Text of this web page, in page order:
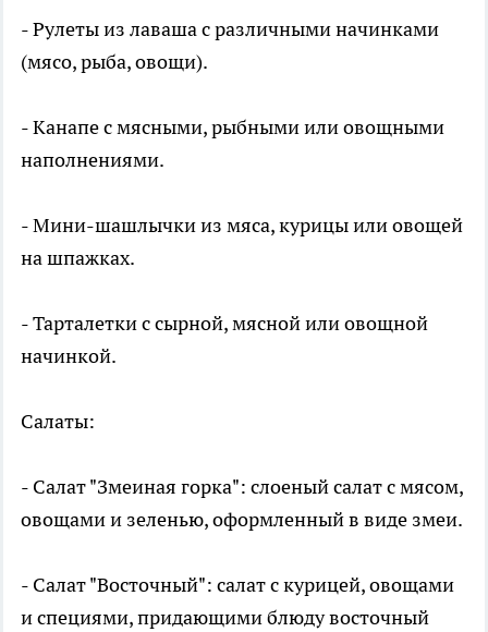
- Рулеты из лаваша с различными начинками
(мясо, рыба, овощи).
- Канапе с мясными, рыбными или овощными
наполнениями.
- Мини-шашлычки из мяса, курицы или овощей
на шпажках.
- Тарталетки с сырной, мясной или овощной
начинкой.
Салаты:
- Салат "Змеиная горка": слоеный салат с мясом,
овощами и зеленью, оформленный в виде змеи.
- Салат "Восточный": салат с курицей, овощами
и специями, придающими блюду восточный